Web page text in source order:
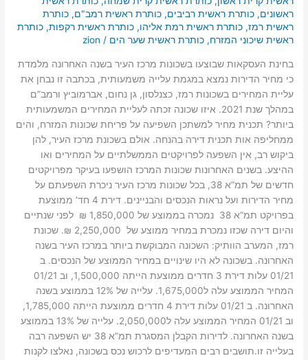
ראשונים,כותרת ראשית רביבים,כותרת ראשית רמב"ם,כותרת
ראשית רמז,כותרת ראשית רמת אליהו,כותרת ראשית רקפות,כותרת
ראשית שיכוני המזרח,כותרת ראשית שער הים /
zion
בחינת העסקאות שבוצעו בשכונות מרכז העיר בשנה האחרונה מלמדת
כי מחיר הדירות נמצא במגמת עלייה משמעותית, בכתבה זו נבחן את
עליית המחירים בשכונות רמז, כצנלסון, גן נחום, אברמוביץ ורמב”ם
במהלך שנת 2021. איזו שכונה זכתה לעליית המחירים המשמעותית
ביותר? תכנית מחיר למשתכן השפיעה על פריחת שכונות המזרח, והים
ממחליפה אות תכנית דירה בהנחה. אולם בשכונת מרכז העיר, להן
ביקוש רב, אין השפעה לפרויקטים הממשלתיים על המחירים ואו
ההיצע. בשנים האחרונות שכונות המרכז הושפעו בעיקר מפרויקטים
חדשים של תמ”א 38, בכל שכונות מרכז העיר ניכרת השפעתם על
מחיר הדירות ועל נראות הנכסים והבניינים. דירת 4 חד’ ממוצעת
בפרויקט תמ”א 38 נמכרה בממוצע של 1,850,000 ₪ לפני שנתיים
והיום דירה שכזו נמכרת במחיר ממוצע של 2,250,000 ₪. שכונת
רמז, המערב הוותיק: השכונה המבוקשת ביותר במרכז העיר בשנה
האחרונה. בשכונה לא היו שינויים במחיר הממוצע של הנכסים. ב
01/21 עלות דירת 3 חדרים ממוצעת הייתה 1,500,000, וב 01/21
המחיר הממוצע עלה ל1,675,000. עלייה של 12% בממוצע בשנה
האחרונה. ב 01/21 עלות דירת 4 חדרים ממוצעת הייתה 1,785,000,
וב 01/21 המחיר הממוצע עלה ל2,050,000. עלייה של 13% בממוצע
בשנה האחרונה. לדירות הקבלן המסגרת תמ”א 38 יש השפעה רבה
בעלייה זו.תושבים רבים המעדיפים לרכוש נכס בשכונה, נאלצו לקנות